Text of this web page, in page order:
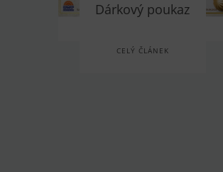
Dárkový poukaz
CELÝ ČLÁNEK